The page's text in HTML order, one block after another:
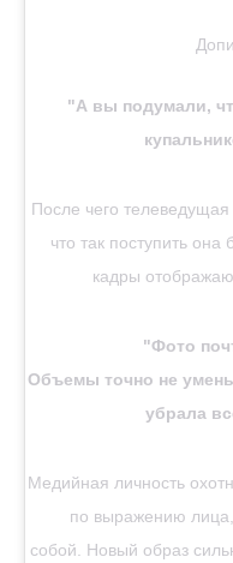
"А вы подумали,
После чего
что так поступить
кадры
"Фото
Объемы точно не
убрала
Медийная личность
по выражению
собой. Новый образ